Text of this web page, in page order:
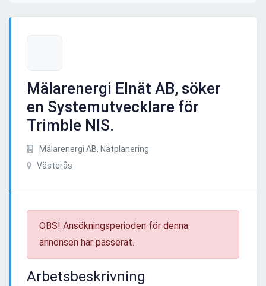
Mälarenergi Elnät AB, söker
en Systemutvecklare för
Trimble NIS.
Mälarenergi AB, Nätplanering
Västerås
OBS! Ansökningsperioden för denna
annonsen har passerat.
Arbetsbeskrivning